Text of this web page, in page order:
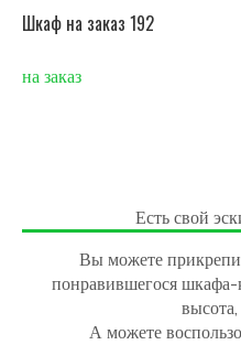
Шкаф на заказ 192
на заказ
Есть свой
Вы можете
понравившегося
А можете